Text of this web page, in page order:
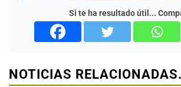
Si te ha resultado útil...
NOTICIAS